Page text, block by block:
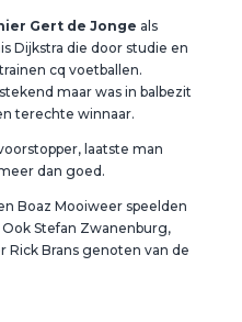
Gert de Jonge als
Dijkstra die door studie en
cq voetballen.
maar was in balbezit
terechte winnaar.
laatste man
dan goed.
Boaz Mooiweer speelden
Stefan Zwanenburg,
Rick Brans genoten van de